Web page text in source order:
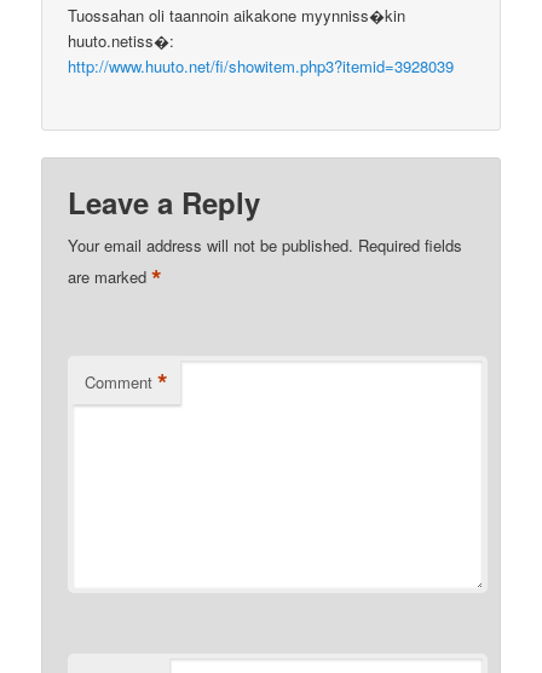
Tuossahan oli taannoin aikakone myynniss�kin
huuto.netiss�:
http://www.huuto.net/fi/showitem.php3?itemid=3928039
Leave a Reply
Your email address will not be published. Required fields
are marked*
Comment *